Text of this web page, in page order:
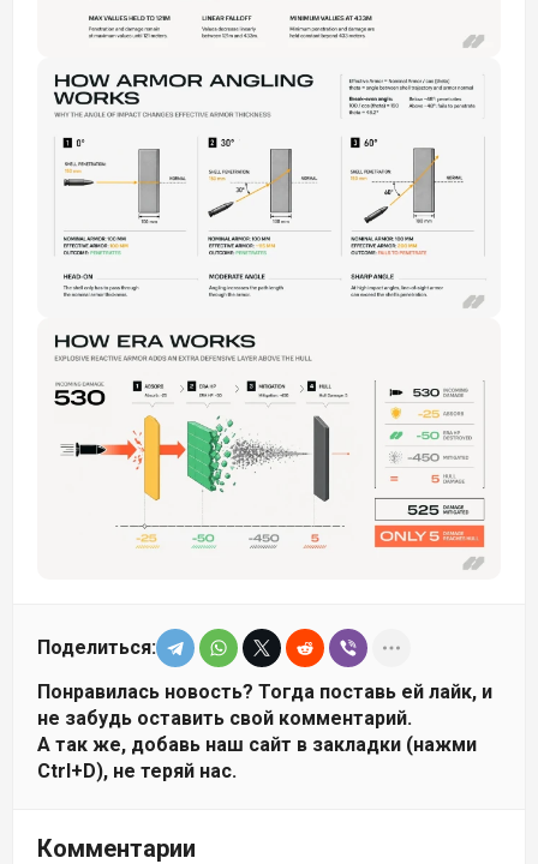
Поделиться:
Понравилась новость? Тогда поставь ей лайк, и
не забудь оставить свой комментарий.
А так же, добавь наш сайт в закладки (нажми
Ctrl+D), не теряй нас.
Комментарии